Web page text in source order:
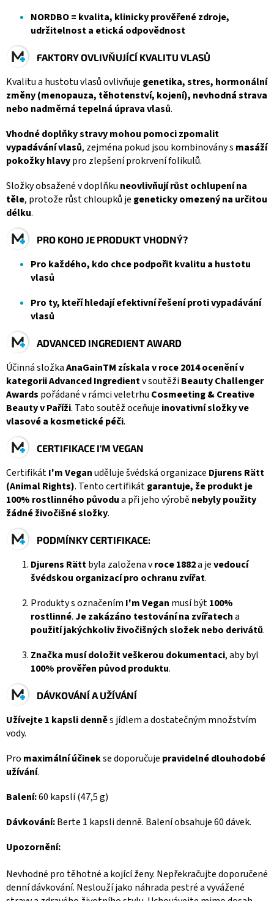
NORDBO = kvalita, klinicky prověřené zdroje,
udržitelnost a etická odpovědnost
FAKTORY OVLIVŇUJÍCÍ KVALITU VLASŮ
Kvalitu a hustotu vlasů ovlivňuje genetika, stres, hormonální
změny (menopauza, těhotenství, kojení), nevhodná strava
nebo nadměrná tepelná úprava vlasů.
Vhodné doplňky stravy mohou pomoci zpomalit
vypadávání vlasů, zejména pokud jsou kombinovány s masáží
pokožky hlavypro zlepšení prokrvení folikulů.
Složky obsažené v doplňku neovlivňují růst ochlupení na
těle, protože růst chloupků je geneticky omezený na určitou
délku.
PRO KOHO JE PRODUKT VHODNÝ?
Pro každého, kdo chce podpořit kvalitu a hustotu
vlasů
Pro ty, kteří hledají efektivní řešení proti vypadávání
vlasů
ADVANCED INGREDIENT AWARD
Účinná složkaAnaGainTM získala v roce 2014 ocenění v
kategorii Advanced Ingredientv soutěžiBeauty Challenger
Awards pořádané v rámci veletrhu Cosmeeting & Creative
Beauty v Paříži. Tato soutěž oceňuje inovativní složky ve
vlasové a kosmetické péči.
CERTIFIKACE I'M VEGAN
CertifikátI'm Veganuděluje švédská organizace Djurens Rätt
(Animal Rights). Tento certifikátgarantuje, že produkt je
100% rostlinného původua při jeho výrobě nebyly použity
žádné živočišné složky.
PODMÍNKY CERTIFIKACE:
Djurens Rättbyla založena vroce 1882a jevedoucí
švédskou organizací pro ochranu zvířat.
Produkty s označením I'm Vegan musí být100%
rostlinné.Je zakázáno testování na zvířatecha
použití jakýchkoliv živočišných složek nebo derivátů.
Značka musí doložit veškerou dokumentaci, aby byl
100% prověřen původ produktu.
DÁVKOVÁNÍ A UŽÍVÁNÍ
Užívejte 1 kapsli denněs jídlem a dostatečným množstvím
vody.
Pro maximální účinekse doporučuje pravidelné dlouhodobé
užívání.
Balení:60 kapslí (47,5 g)
Dávkování:Berte 1 kapsli denně. Balení obsahuje 60 dávek.
Upozornění:
Nevhodné pro těhotné a kojící ženy. Nepřekračujte doporučené
denní dávkování. Neslouží jako náhrada pestré a vyvážené